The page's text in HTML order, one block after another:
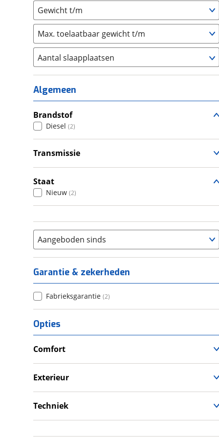
Gewicht t/m
Max. toelaatbaar gewicht t/m
Aantal slaapplaatsen
1 (0)
2 (0)
3 (1)
4 (0)
5 (1)
6+ (0)
Algemeen
Brandstof
Diesel (2)
Transmissie
Automatisch
Staat
Nieuw (2)
Aangeboden sinds
Garantie & zekerheden
Fabrieksgarantie (2)
Opties
Comfort
Verwarmde leefruimte
Exterieur
Luifel
Techniek